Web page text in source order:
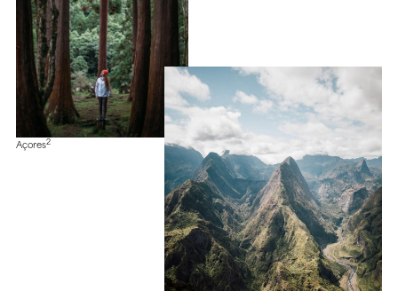
Açores2